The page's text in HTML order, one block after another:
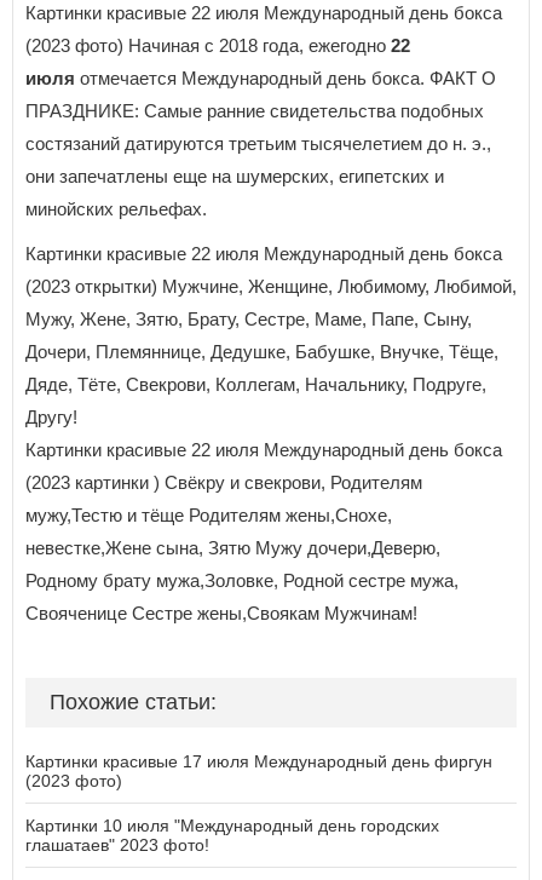
Картинки красивые 22 июля Международный день бокса
(2023 фото) Начиная с 2018 года, ежегодно 22
июля отмечается Международный день бокса. ФАКТ О
ПРАЗДНИКЕ: Самые ранние свидетельства подобных
состязаний датируются третьим тысячелетием до н. э.,
они запечатлены еще на шумерских, египетских и
минойских рельефах.
Картинки красивые 22 июля Международный день бокса
(2023 открытки) Мужчине, Женщине, Любимому, Любимой,
Мужу, Жене, Зятю, Брату, Сестре, Маме, Папе, Сыну,
Дочери, Племяннице, Дедушке, Бабушке, Внучке, Тёще,
Дяде, Тёте, Свекрови, Коллегам, Начальнику, Подруге,
Другу!
Картинки красивые 22 июля Международный день бокса
(2023 картинки ) Свёкру и свекрови, Родителям
мужу,Тестю и тёще Родителям жены,Снохе,
невестке,Жене сына, Зятю Мужу дочери,Деверю,
Родному брату мужа,Золовке, Родной сестре мужа,
Свояченице Сестре жены,Своякам Мужчинам!
Похожие статьи:
Картинки красивые 17 июля Международный день фиргун
(2023 фото)
Картинки 10 июля "Международный день городских
глашатаев" 2023 фото!